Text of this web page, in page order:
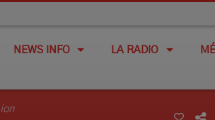
NEWS INFO LA RADIO